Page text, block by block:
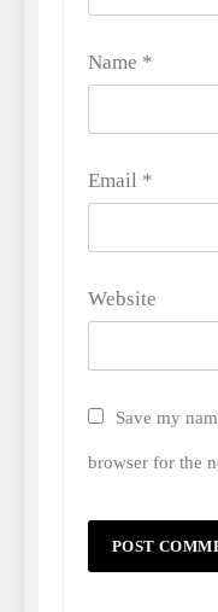
Name *
Email *
Website
Save my
browser for the